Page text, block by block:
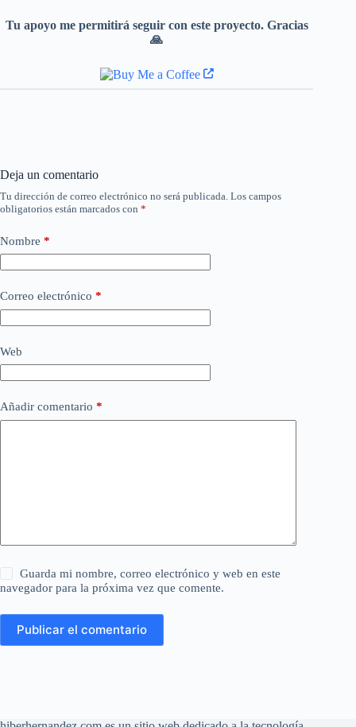
Tu apoyo me permitirá seguir con este proyecto. Gracias
🙏
Deja un comentario
Tu dirección de correo electrónico no será publicada. Los campos
obligatorios están marcados con *
Nombre *
Correo electrónico *
Web
Añadir comentario *
Guarda mi nombre, correo electrónico y web en este
navegador para la próxima vez que comente.
Publicar el comentario